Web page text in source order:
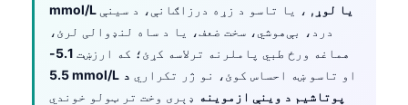
mmol/L یا لوړ , ، یا تاسو د زړه درزاګانې، د سینې
درد، بې‌هوشي، سخت ضعف، یا د ساه لنډوالی لرئ،
هماغه ورځ طبي پاملرنه ترلاسه کړئ؛ که ارزښت
5.1-
5.5 mmol/L
او تاسو ښه احساس کوئ، نو ژر تکراري د
پوتاشیم د وینې ازموینه ډېری وخت تر ټولو خوندي